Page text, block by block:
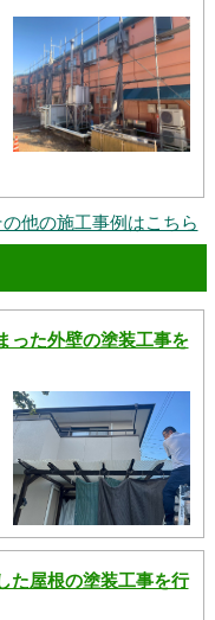
の他の施工事例はこちら
った外壁の塗装工事を
た屋根の塗装工事を行